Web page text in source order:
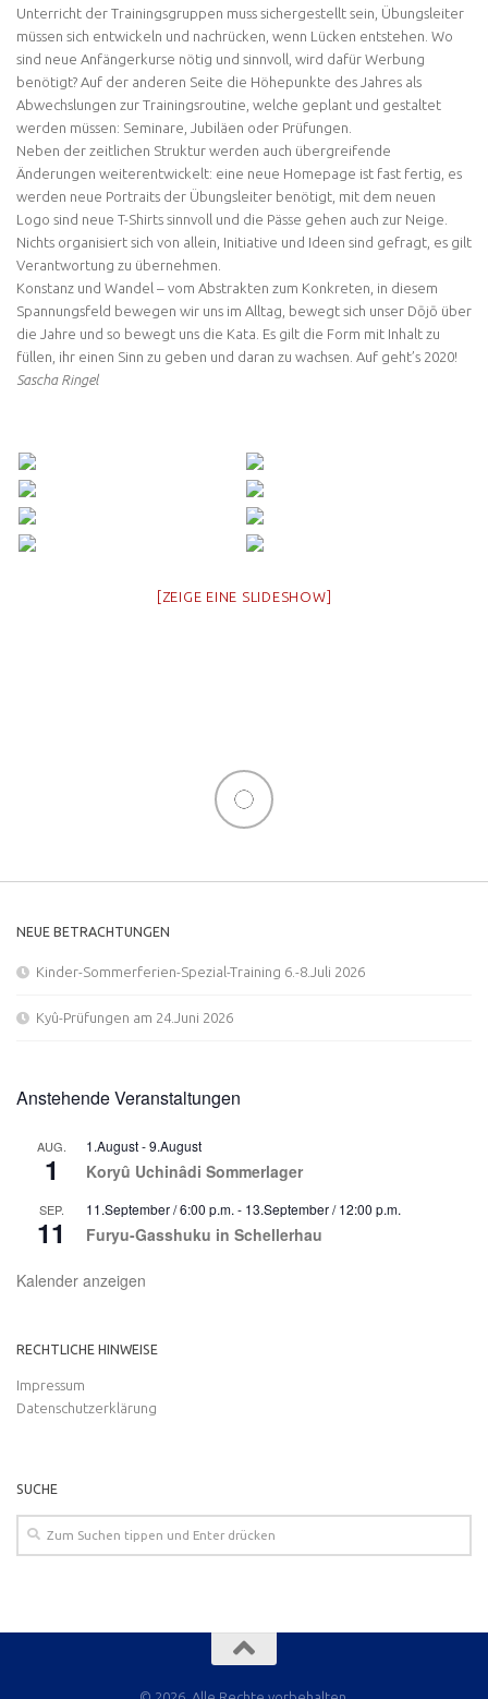
Unterricht der Trainingsgruppen muss sichergestellt sein, Übungsleiter
müssen sich entwickeln und nachrücken, wenn Lücken entstehen. Wo
sind neue Anfängerkurse nötig und sinnvoll, wird dafür Werbung
benötigt? Auf der anderen Seite die Höhepunkte des Jahres als
Abwechslungen zur Trainingsroutine, welche geplant und gestaltet
werden müssen: Seminare, Jubiläen oder Prüfungen.
Neben der zeitlichen Struktur werden auch übergreifende
Änderungen weiterentwickelt: eine neue Homepage ist fast fertig, es
werden neue Portraits der Übungsleiter benötigt, mit dem neuen
Logo sind neue T-Shirts sinnvoll und die Pässe gehen auch zur Neige.
Nichts organisiert sich von allein, Initiative und Ideen sind gefragt, es gilt
Verantwortung zu übernehmen.
Konstanz und Wandel – vom Abstrakten zum Konkreten, in diesem
Spannungsfeld bewegen wir uns im Alltag, bewegt sich unser Dōjō über
die Jahre und so bewegt uns die Kata. Es gilt die Form mit Inhalt zu
füllen, ihr einen Sinn zu geben und daran zu wachsen. Auf geht’s 2020!
Sascha Ringel
[ZEIGE EINE SLIDESHOW]
NEUE BETRACHTUNGEN
Kinder-Sommerferien-Spezial-Training 6.-8.Juli 2026
Kyû-Prüfungen am 24.Juni 2026
Anstehende Veranstaltungen
AUG.
1
1.August-9.August
Koryû Uchinâdi Sommerlager
SEP.
11
11.September / 6:00 p.m. - 13.September / 12:00 p.m.
Furyu-Gasshuku in Schellerhau
Kalender anzeigen
RECHTLICHE HINWEISE
Impressum
Datenschutzerklärung
SUCHE